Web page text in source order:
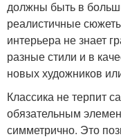
должны быть в
реалистичные
интерьера не знает
разные стили и в
новых художников
Классика не терпит
обязательным
симметрично. Это